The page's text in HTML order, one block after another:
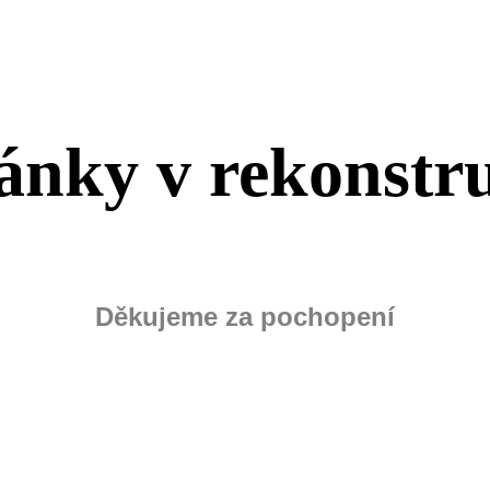
v
Děkujeme za pochopení